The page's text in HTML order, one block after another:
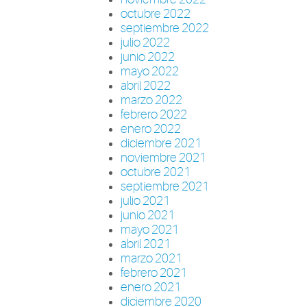
octubre 2022
septiembre 2022
julio 2022
junio 2022
mayo 2022
abril 2022
marzo 2022
febrero 2022
enero 2022
diciembre 2021
noviembre 2021
octubre 2021
septiembre 2021
julio 2021
junio 2021
mayo 2021
abril 2021
marzo 2021
febrero 2021
enero 2021
diciembre 2020